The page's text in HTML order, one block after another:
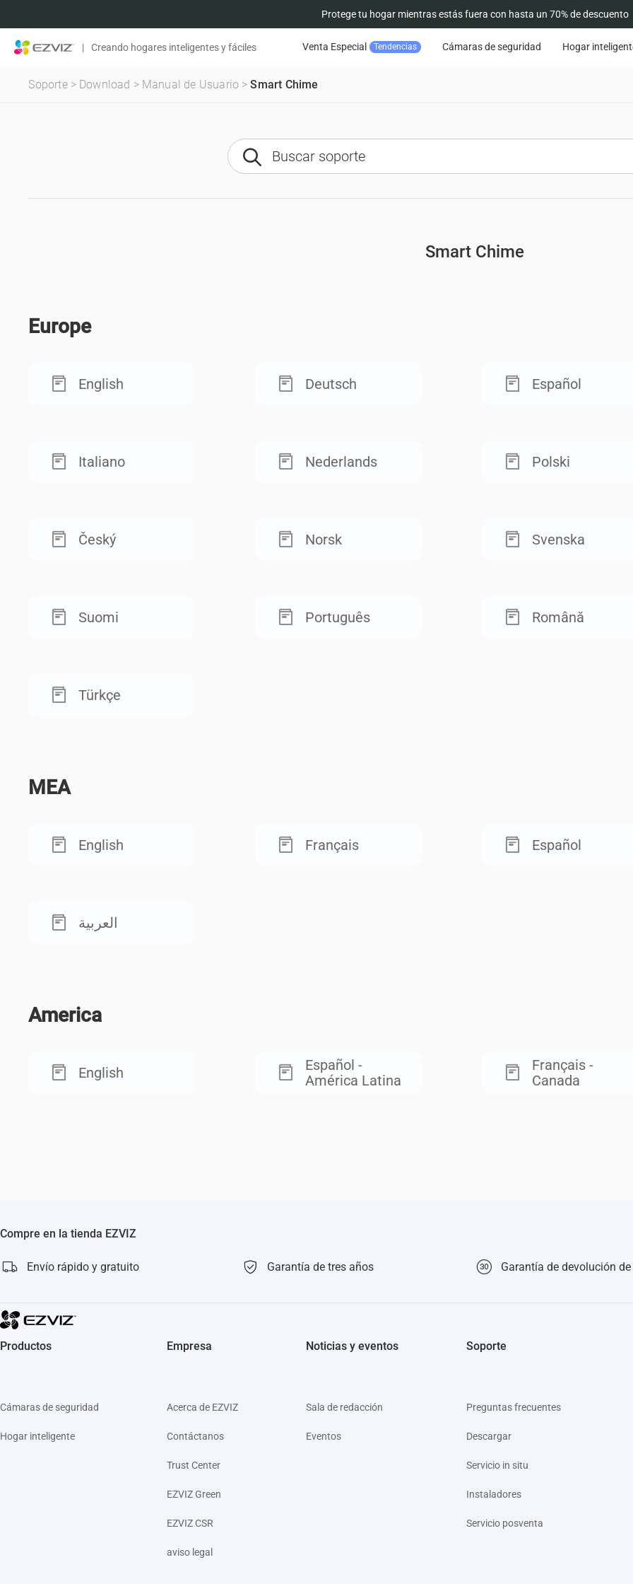
Protege tu hogar mientras estás fuera con hasta un 70% de descuento
| Creando hogares inteligentes y fáciles Venta Especial Tendencias Cámaras de seguridad Hogar
Soporte > Download > Manual de Usuario > Smart Chime
Smart Chime
Europe
English Deutsch Español
Italiano Nederlands Polski
Český Norsk Svenska
Suomi Português Română
Türkçe
MEA
English Français Español
العربية
America
English
Español -
América Latina
Français -
Canada
Compre en la tienda EZVIZ
Envío rápido y gratuito Garantía de tres años Garantía de devolución
Productos
Cámaras de seguridad
Hogar inteligente
Empresa
Acerca de EZVIZ
Contáctanos
Trust Center
EZVIZ Green
EZVIZ CSR
aviso legal
Noticias y eventos
Sala de redacción
Eventos
Soporte
Preguntas frecuentes
Descargar
Servicio in situ
Instaladores
Servicio posventa